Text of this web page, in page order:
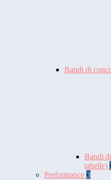
Bandi di
Bandi
tabelle)
Performance 3